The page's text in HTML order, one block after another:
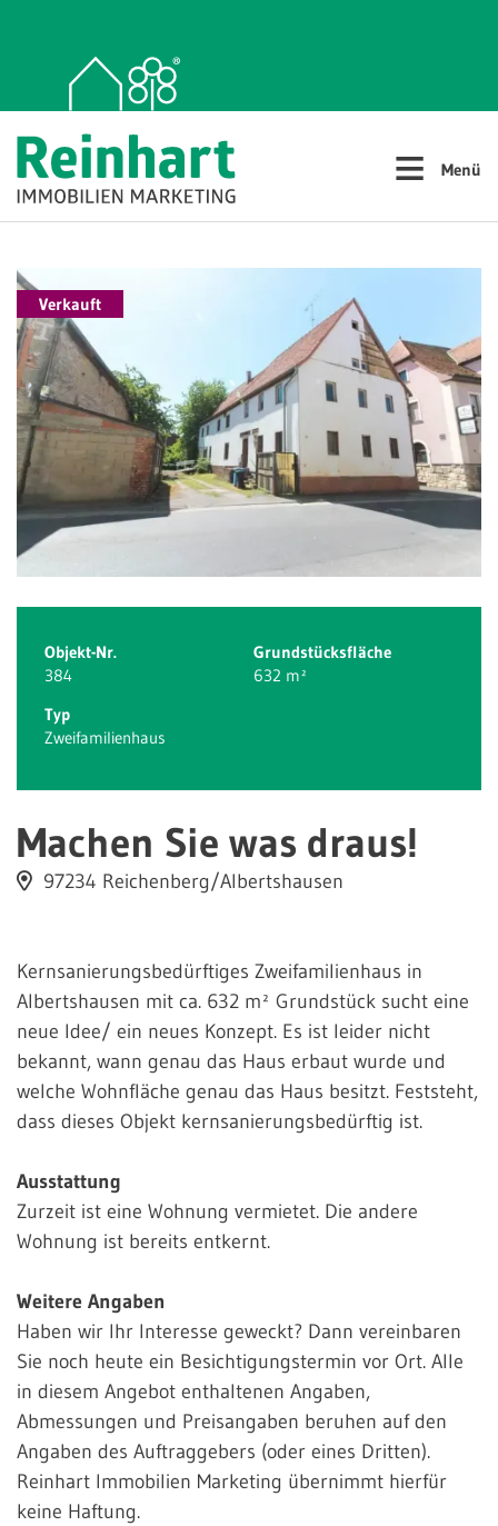
≡ Menü
Verkauft
Objekt-Nr.
384
Grundstücksfläche
632 m²
Typ
Zweifamilienhaus
Machen Sie was draus!
97234 Reichenberg/Albertshausen
Kernsanierungsbedürftiges Zweifamilienhaus in
Albertshausen mit ca. 632 m² Grundstück sucht eine
neue Idee/ ein neues Konzept. Es ist leider nicht
bekannt, wann genau das Haus erbaut wurde und
welche Wohnfläche genau das Haus besitzt. Feststeht,
dass dieses Objekt kernsanierungsbedürftig ist.
Ausstattung
Zurzeit ist eine Wohnung vermietet. Die andere
Wohnung ist bereits entkernt.
Weitere Angaben
Haben wir Ihr Interesse geweckt? Dann vereinbaren
Sie noch heute ein Besichtigungstermin vor Ort. Alle
in diesem Angebot enthaltenen Angaben,
Abmessungen und Preisangaben beruhen auf den
Angaben des Auftraggebers (oder eines Dritten).
Reinhart Immobilien Marketing übernimmt hierfür
keine Haftung.